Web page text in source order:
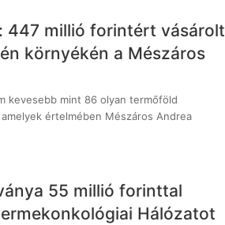
447 millió forintért vásárolt
környékén a Mészáros
kevesebb mint 86 olyan termőföld
értelmében Mészáros Andrea
55 millió forinttal
Hálózatot